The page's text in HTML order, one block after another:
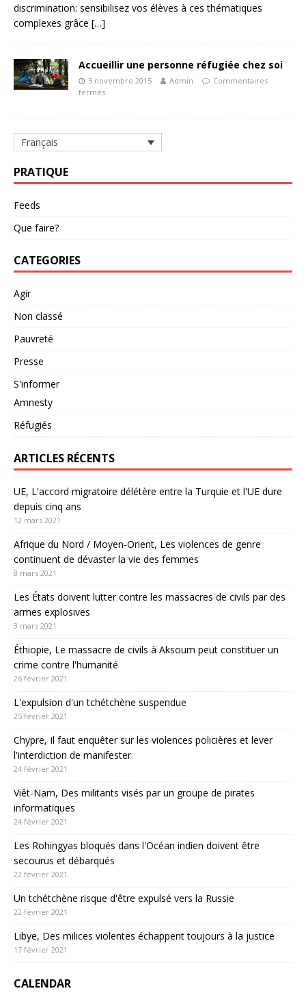
discrimination: sensibilisez vos élèves à ces thématiques
complexes grâce […]
Accueillir une personne réfugiée chez soi
5 novembre 2015 Admin
Commentaires
fermés
Français
PRATIQUE
Feeds
Que faire?
CATEGORIES
Agir
Non classé
Pauvreté
Presse
S'informer
Amnesty
Réfugiés
ARTICLES RÉCENTS
UE, L'accord migratoire délétère entre la Turquie et l'UE dure
depuis cinq ans
12 mars 2021
Afrique du Nord / Moyen-Orient, Les violences de genre
continuent de dévaster la vie des femmes
8 mars 2021
Les États doivent lutter contre les massacres de civils par des
armes explosives
3 mars 2021
Éthiopie, Le massacre de civils à Aksoum peut constituer un
crime contre l'humanité
26 février 2021
L'expulsion d'un tchétchène suspendue
25 février 2021
Chypre, Il faut enquêter sur les violences policières et lever
l'interdiction de manifester
24 février 2021
Viêt-Nam, Des militants visés par un groupe de pirates
informatiques
24 février 2021
Les Rohingyas bloqués dans l'Océan indien doivent être
secourus et débarqués
22 février 2021
Un tchétchène risque d'être expulsé vers la Russie
22 février 2021
Libye, Des milices violentes échappent toujours à la justice
17 février 2021
CALENDAR